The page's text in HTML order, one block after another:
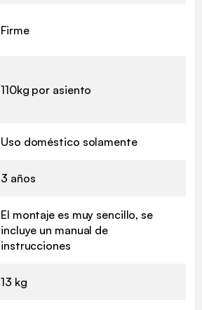
Firme
110kg por asiento
Uso doméstico solamente
3 años
El montaje es muy sencillo, se
incluye un manual de
instrucciones
13 kg